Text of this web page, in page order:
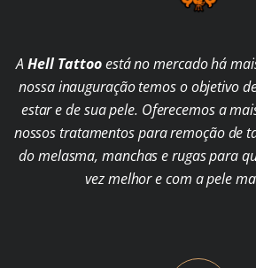
AHell Tattooestá no mercado há
nossa inauguração temos o objetivo
estar e de sua pele. Oferecemos a
nossos tratamentos para remoção de
do melasma, manchas e rugas para
vez melhor e com a pele